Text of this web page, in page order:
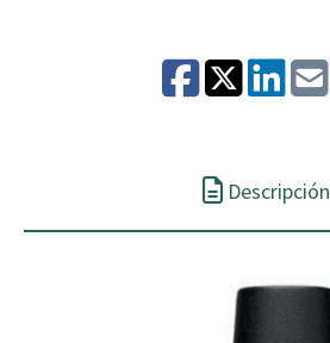
Descripción